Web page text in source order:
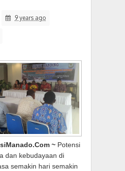
9 years ago
~ Potensi
dan kebudayaan di
semakin hari semakin